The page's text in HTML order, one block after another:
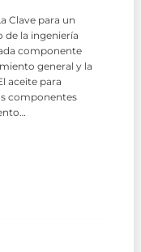
Clave para un
de la ingeniería
componente
general y la
aceite para
componentes